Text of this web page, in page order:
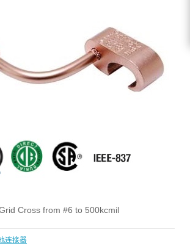
Cross from #6 to 500kcmil
连接器